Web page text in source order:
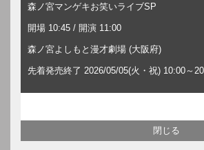
森ノ宮マンゲキお笑いライブSP
開場 10:45 / 開演 11:00
森ノ宮よしもと漫才劇場 (大阪府)
先着発売終了 2026/05/05(火・祝) 10:00～